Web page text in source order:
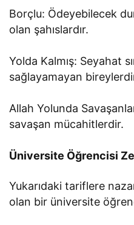
Borçlu: Ödeyebilecek
olan şahıslardır.
Yolda Kalmış: Seyahat
sağlayamayan
Allah Yolunda
savaşan mücahitlerdir.
Üniversite Öğrencisi
Yukarıdaki tariflere
olan bir üniversite